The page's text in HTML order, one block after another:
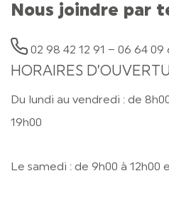
Nous joindre par
02 98 42 12 91 – 06 64 09
HORAIRES
Du lundi au vendredi : de
19h00
Le samedi : de 9h00 à 12h00